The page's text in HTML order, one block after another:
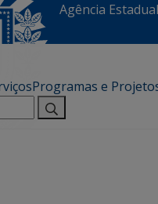
Agência
Programas e